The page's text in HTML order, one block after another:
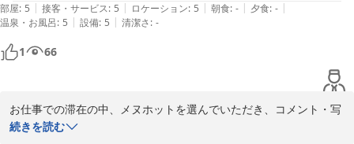
新しく清潔でおしゃれな空間でとても居心地の良いお宿だと思います。
夕焼けももちろんなのですが、早朝の空気もとてもおいしいです。
テラスは鳥のさえずりが聞こえてくる空間で海を眺めながら飲む珈琲は
とてもおいしかったです。
キッチンは調理器具や食器もそろっているので、夜は毎食自炊しまし
すぐそばにコンビニやスーパーがあるのでとても便利です。ヤムチンで
いただくとまた一層おいしく感じますね。まさにここに住むかの如く過
部屋: 5 | 接客・サービス: 5 | ロケーション: 5 | 朝食: - | 夕食: - |
温泉・お風呂: 5 | 設備: 5 | 清潔さ: -
1 66
お仕事での滞在の中、メヌホットを選んでいただき、コメント・写
真まで添えてもらって大変ありがとうございます(＾＾)♪
続きを読む